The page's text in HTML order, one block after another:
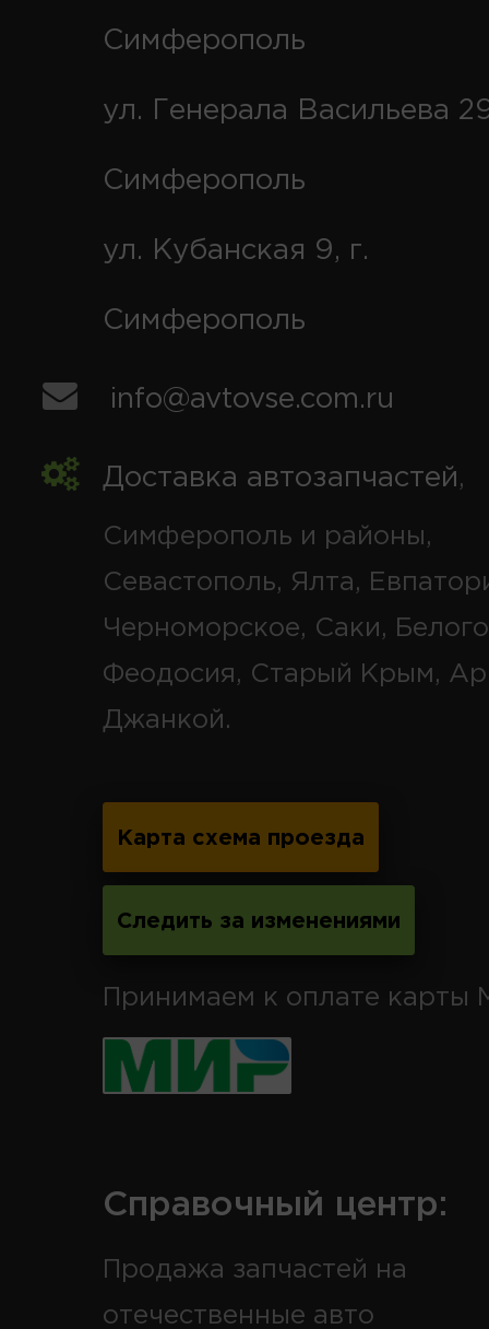
Симферополь
ул. Генерала Васильева
Симферополь
ул. Кубанская 9, г.
Симферополь
info@avtovse.com.ru
Доставка автозапчастей,
Симферополь и районы,
Севастополь, Ялта,
Черноморское, Саки,
Феодосия, Старый Крым,
Джанкой.
Карта схема проезда
Следить за изменениями
Принимаем к оплате карты
Справочный центр:
Продажа запчастей на
отечественные авто